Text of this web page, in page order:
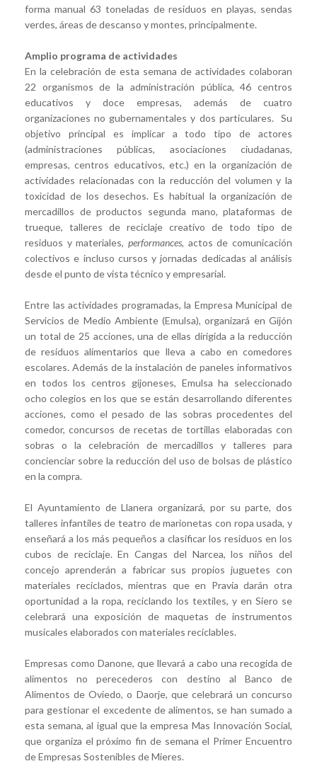
forma manual 63 toneladas de residuos en playas, sendas
verdes, áreas de descanso y montes, principalmente.
Amplio programa de actividades
En la celebración de esta semana de actividades colaboran
22 organismos de la administración pública, 46 centros
educativos y doce empresas, además de cuatro
organizaciones no gubernamentales y dos particulares. Su
objetivo principal es implicar a todo tipo de actores
(administraciones públicas, asociaciones ciudadanas,
empresas, centros educativos, etc.) en la organización de
actividades relacionadas con la reducción del volumen y la
toxicidad de los desechos. Es habitual la organización de
mercadillos de productos segunda mano, plataformas de
trueque, talleres de reciclaje creativo de todo tipo de
residuos y materiales, performances, actos de comunicación
colectivos e incluso cursos y jornadas dedicadas al análisis
desde el punto de vista técnico y empresarial.
Entre las actividades programadas, la Empresa Municipal de
Servicios de Medio Ambiente (Emulsa), organizará en Gijón
un total de 25 acciones, una de ellas dirigida a la reducción
de residuos alimentarios que lleva a cabo en comedores
escolares. Además de la instalación de paneles informativos
en todos los centros gijoneses, Emulsa ha seleccionado
ocho colegios en los que se están desarrollando diferentes
acciones, como el pesado de las sobras procedentes del
comedor, concursos de recetas de tortillas elaboradas con
sobras o la celebración de mercadillos y talleres para
concienciar sobre la reducción del uso de bolsas de plástico
en la compra.
El Ayuntamiento de Llanera organizará, por su parte, dos
talleres infantiles de teatro de marionetas con ropa usada, y
enseñará a los más pequeños a clasificar los residuos en los
cubos de reciclaje. En Cangas del Narcea, los niños del
concejo aprenderán a fabricar sus propios juguetes con
materiales reciclados, mientras que en Pravia darán otra
oportunidad a la ropa, reciclando los textiles, y en Siero se
celebrará una exposición de maquetas de instrumentos
musicales elaborados con materiales reciclables.
Empresas como Danone, que llevará a cabo una recogida de
alimentos no perecederos con destino al Banco de
Alimentos de Oviedo, o Daorje, que celebrará un concurso
para gestionar el excedente de alimentos, se han sumado a
esta semana, al igual que la empresa Mas Innovación Social,
que organiza el próximo fin de semana el Primer Encuentro
de Empresas Sostenibles de Mieres.